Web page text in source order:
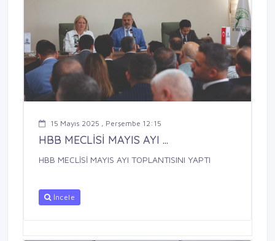
15 Mayıs 2025 , Perşembe 12:15
HBB MECLİSİ MAYIS AYI ...
HBB MECLİSİ MAYIS AYI TOPLANTISINI YAPTI
İncele